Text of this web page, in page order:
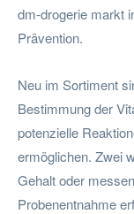
dm-drogerie markt
Prävention.
Neu im Sortiment
Bestimmung der
potenzielle
ermöglichen. Zwei
Gehalt oder
Probenentnahme